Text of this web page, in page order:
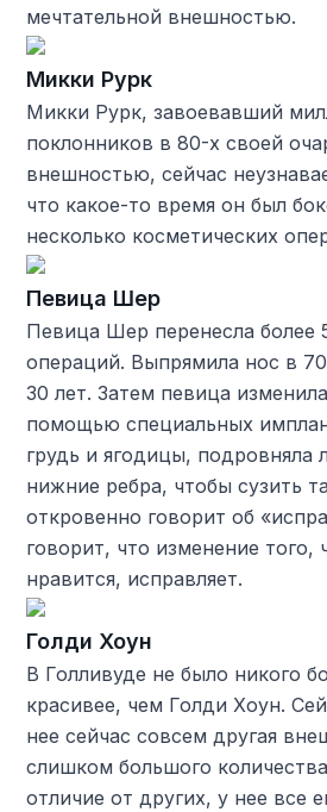
мечтательной внешностью.
Микки Рурк
Микки Рурк, завоевавший
поклонников в 80-х своей
внешностью, сейчас
что какое-то время он был
несколько косметических
Певица Шер
Певица Шер перенесла более
операций. Выпрямила нос в
30 лет. Затем певица
помощью специальных
грудь и ягодицы, подровняла
нижние ребра, чтобы сузить
откровенно говорит об
говорит, что изменение того,
нравится, исправляет.
Голди Хоун
В Голливуде не было никого
красивее, чем Голди Хоун.
нее сейчас совсем другая
слишком большого
отличие от других, у нее все